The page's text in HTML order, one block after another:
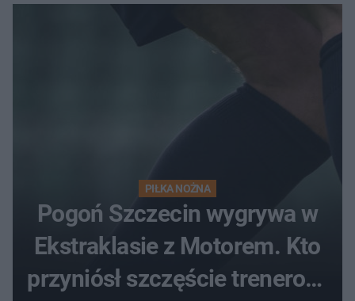
PIŁKA NOŻNA
Pogoń Szczecin wygrywa w
Ekstraklasie z Motorem. Kto
przyniósł szczęście trenerowi